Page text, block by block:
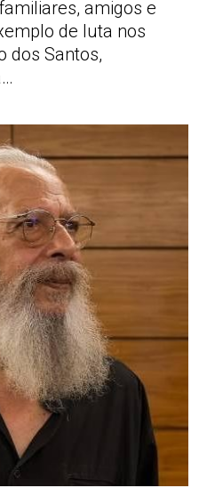
amigos e
de luta nos
dos Santos,